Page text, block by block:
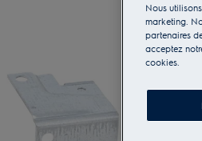
Nous
marketing.
partenaires
acceptez
cookies.